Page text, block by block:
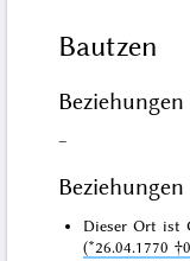
Bautzen
–
Dieser Ort ist
(*26.04.1770